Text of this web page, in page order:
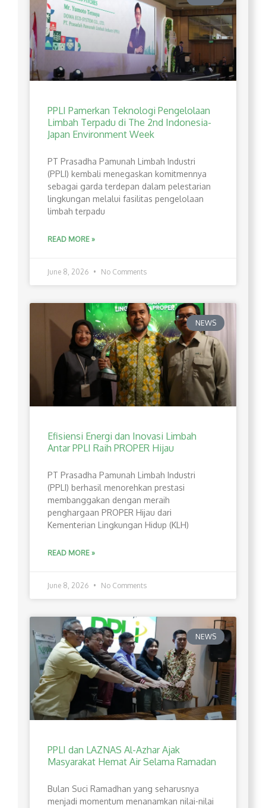
PPLI Pamerkan Teknologi Pengelolaan
Limbah Terpadu di The 2nd Indonesia-
Japan Environment Week
PT Prasadha Pamunah Limbah Industri
(PPLI) kembali menegaskan komitmennya
sebagai garda terdepan dalam pelestarian
lingkungan melalui fasilitas pengelolaan
limbah terpadu
READ MORE »
June 8, 2026 No Comments
NEWS
Efisiensi Energi dan Inovasi Limbah
Antar PPLI Raih PROPER Hijau
PT Prasadha Pamunah Limbah Industri
(PPLI) berhasil menorehkan prestasi
membanggakan dengan meraih
penghargaan PROPER Hijau dari
Kementerian Lingkungan Hidup (KLH)
READ MORE »
June 8, 2026 No Comments
NEWS
PPLI dan LAZNAS Al-Azhar Ajak
Masyarakat Hemat Air Selama Ramadan
Bulan Suci Ramadhan yang seharusnya
menjadi momentum menanamkan nilai-nilai